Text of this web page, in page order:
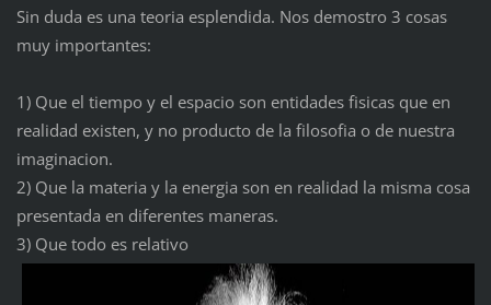
Sin duda es una teoria esplendida. Nos demostro 3 cosas
muy importantes:
1) Que el tiempo y el espacio son entidades fisicas que en
realidad existen, y no producto de la filosofia o de nuestra
imaginacion.
2) Que la materia y la energia son en realidad la misma cosa
presentada en diferentes maneras.
3) Que todo es relativo